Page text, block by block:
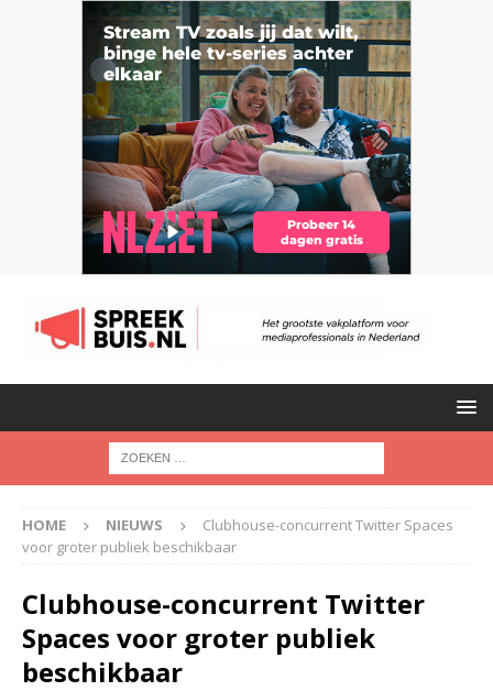
HOME NIEUWS
Clubhouse-concurrent Twitter Spaces
voor groter publiek beschikbaar
Clubhouse-concurrent Twitter
Spaces voor groter publiek
beschikbaar